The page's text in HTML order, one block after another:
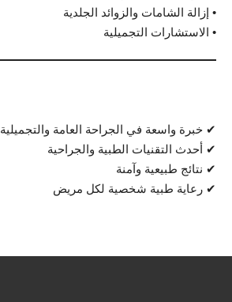
• إزالة الشامات والزوائد الجلدية
• الاستشارات التجميلية
✔ خبرة واسعة في الجراحة العامة والتجميلية
✔ أحدث التقنيات الطبية والجراحية
✔ نتائج طبيعية وآمنة
✔ رعاية طبية شخصية لكل مريض